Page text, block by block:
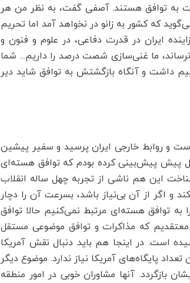
به توافق هستند. آصفی گفت، به نظر من هر
که کشور به زانو در نخواهد آمد اما تحریم
ایران در قدرت دفاعی، در علوم و فنون و
ما غنی‌سازی شصت درصد را داریم... شما
داشت و آنگاه بازگشتش به توافق شاید دیر
و روابط خارجی ایران پرسید و سفیر پیشین
پیش پیش‌بینی کرده بودم که توافق هسته‌ای
این هم ناشی از تجربه چهل ساله انقلاب
و اگر از آن بی‌نیاز باشد، بسرعت آن را دچار
توافق هسته‌ای مرتبط نمی‌کنیم حالا توافق
معتقدیم که مذاکرات و توافق موضوعی مستقل
است. در اینجا هم باید دنبال نقش آمریکا
پایگاه‌های آمریکا نیاز ندارد. موضوع دیگر
بازگردد. آنها مشاوران خوبی در امور منطقه